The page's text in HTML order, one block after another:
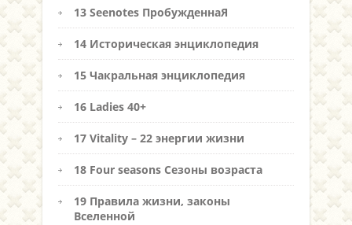
13 Seenotes ПробужденнаЯ
14 Историческая энциклопедия
15 Чакральная энциклопедия
16 Ladies 40+
17 Vitality – 22 энергии жизни
18 Four seasons Сезоны возраста
19 Правила жизни, законы
Вселенной